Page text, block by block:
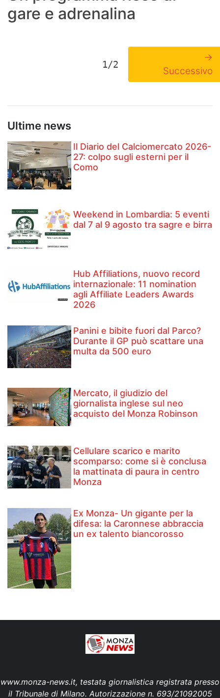
gare e adrenalina
1/2
→
Successivo
Ultime news
Il Diario del Calciomercato 2026-
27: colpo sugli esterni per il
Como
Weekend in Lombardia: 5 eventi
dal 7 al 9 agosto tra sagre e birra
Hub Affiliations, nuovo record
internazionale: 11 nomination
agli Affiliate Leaders Awards
2026
Panini e bibite fuori dal Parco?
Durante il GP può scattare una
multa da 500 euro
Mercato, il giudizio del
giornalista inglese sul neo
acquisto del Monza Robinson
Cellulare scarico e marito
scomparso: come si è conclusa
la mattinata di paura in centro
Monza
Ex Monza- Un gigante per la
difesa: la Caronnese abbraccia
un ex talento biancorosso
www.monza-news.it, testata giornalistica registrata presso
il Tribunale di Milano. Autorizzazione n. 693/21092005